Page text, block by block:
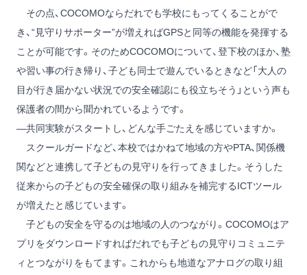
その点、COCOMOならだれでも学校にもってくることがで
き、“見守りサポーター”が増えればGPSと同等の機能を発揮する
ことが可能です。そのためCOCOMOについて、登下校のほか、塾
や習い事の行き帰り、子ども同士で遊んでいるときなど「大人の
目が行き届かない状況での安全確認にも役立ちそう」という声も
保護者の間から聞かれているようです。
―共同実験がスタートし、どんな手ごたえを感じていますか。
スクールガードなど、本校ではかねて地域の方やPTA、関係機
関などと連携して子どもの見守りを行ってきました。そうした
従来からの子どもの安全確保の取り組みを補完するICTツール
が増えたと感じています。
子どもの安全を守るのは地域の人のつながり。COCOMOはア
プリをダウンロードすればだれでも子どもの見守りコミュニテ
ィとつながりをもてます。これからも地道なアナログの取り組